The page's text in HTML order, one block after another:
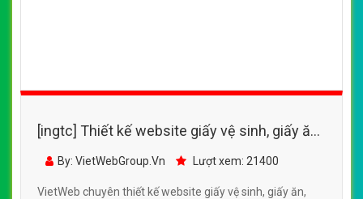
[ingtc] Thiết kế website giấy vệ sinh, giấy ăn,
máy sấy tay, hộp đựng giấy
By: VietWebGroup.Vn Lượt xem: 21400
VietWeb chuyên thiết kế website giấy vệ sinh, giấy ăn,